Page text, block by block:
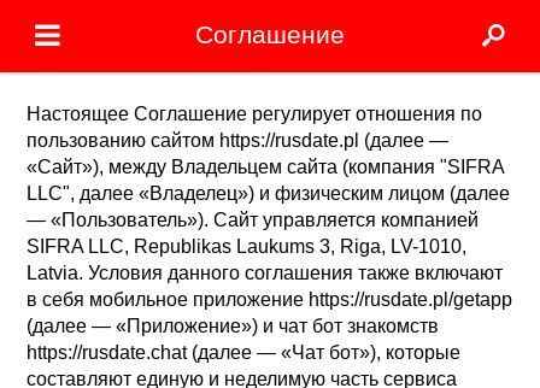
Соглашение
Настоящее Соглашение регулирует отношения по
пользованию сайтом https://rusdate.pl (далее —
«Сайт»), между Владельцем сайта (компания "SIFRA
LLC", далее «Владелец») и физическим лицом (далее
— «Пользователь»). Сайт управляется компанией
SIFRA LLC, Republikas Laukums 3, Riga, LV-1010,
Latvia. Условия данного соглашения также включают
в себя мобильное приложение https://rusdate.pl/getapp
(далее — «Приложение») и чат бот знакомств
https://rusdate.chat (далее — «Чат бот»), которые
составляют единую и неделимую часть сервиса